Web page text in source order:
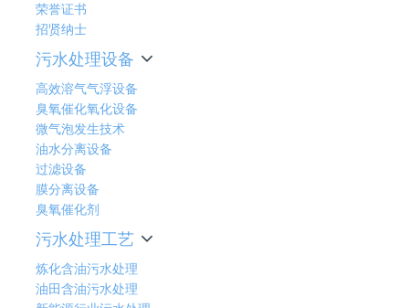
荣誉证书
招贤纳士
污水处理设备
高效溶气气浮设备
臭氧催化氧化设备
微气泡发生技术
油水分离设备
过滤设备
膜分离设备
臭氧催化剂
污水处理工艺
炼化含油污水处理
油田含油污水处理